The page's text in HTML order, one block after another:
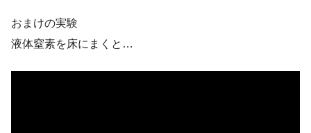
おまけの実験
液体窒素を床にまくと…